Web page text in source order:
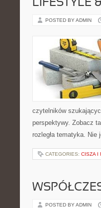
LIFESTYLE
POSTED BY ADMIN
czytelników
perspektywy. Zobacz
rozległa tematyka.
CATEGORIES: CISZA I
POSTED BY ADMIN